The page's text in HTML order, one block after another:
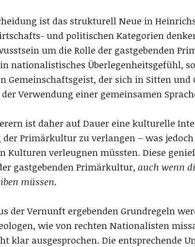
ist das strukturell Neue in
und politischen Kategorien
um die Rolle der gastgebenden
nationalistisches Überlegenheitsgefühl,
Gemeinschaftsgeist, der sich in Sitten und
Verwendung einer gemeinsamen
ist daher auf Dauer eine kulturelle
Primärkultur zu verlangen – was
Kulturen verleugnen müssten. Diese
gastgebenden Primärkultur, auch wenn
müssen.
der Vernunft ergebenden Grundregeln
wie von rechten Nationalisten
klar ausgesprochen. Die entsprechende